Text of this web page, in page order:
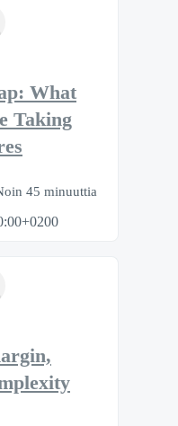
What
Taking
45 minuuttia